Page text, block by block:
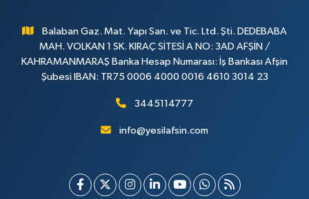
Balaban Gaz. Mat. Yapı San. ve Tic. Ltd. Şti. DEDEBABA
MAH. VOLKAN 1 SK. KIRAÇ SİTESİ A NO: 3AD AFŞİN /
KAHRAMANMARAŞ Banka Hesap Numarası: İş Bankası Afşin
Şubesi IBAN: TR75 0006 4000 0016 4610 3014 23
3445114777
info@yesilafsin.com